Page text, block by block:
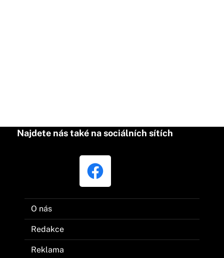
Najdete nás také na sociálních sítích
O nás
Redakce
Reklama